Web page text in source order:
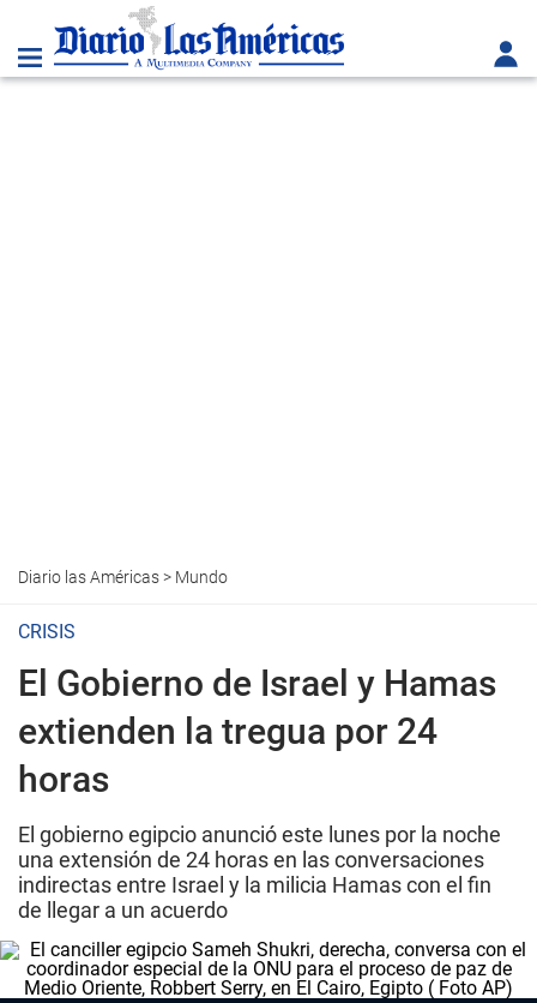
Diario las Américas> Mundo
CRISIS
El Gobierno de Israel y Hamas
extienden la tregua por 24
horas
El gobierno egipcio anunció este lunes por la noche
una extensión de 24 horas en las conversaciones
indirectas entre Israel y la milicia Hamas con el fin
de llegar a un acuerdo